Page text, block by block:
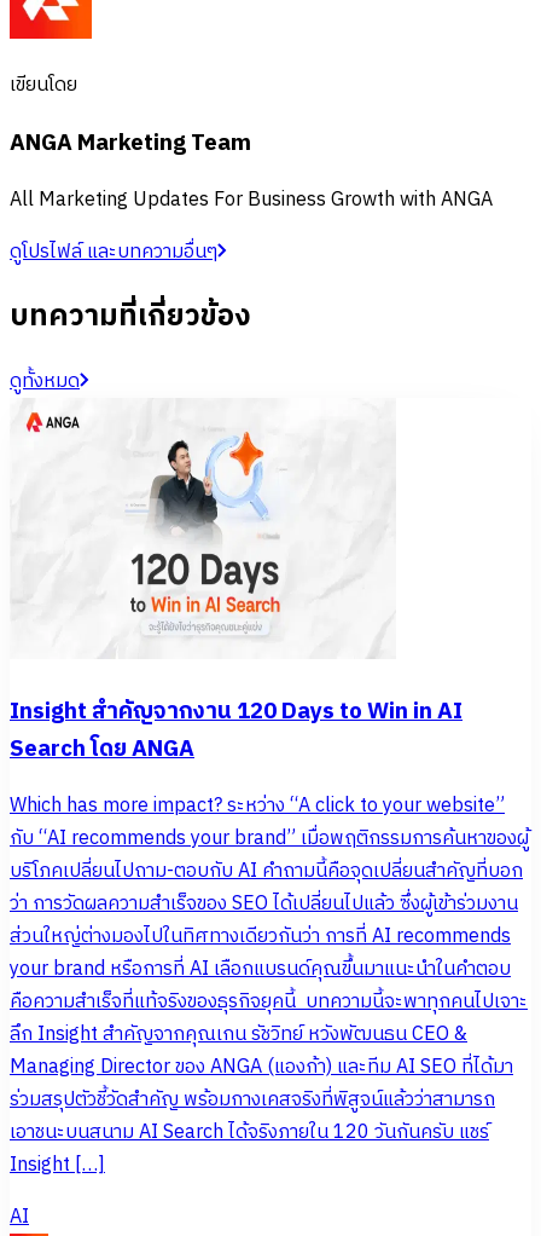
เขียนโดย
ANGA Marketing Team
All Marketing Updates For Business Growth with ANGA
ดูโปรไฟล์ และบทความอื่นๆ
บทความที่เกี่ยวข้อง
ดูทั้งหมด
Insight สำคัญจากงาน 120 Days to Win in AI
Search โดย ANGA
Which has more impact? ระหว่าง “A click to your website”
กับ “AI recommends your brand” เมื่อพฤติกรรมการค้นหาของผู้
บริโภคเปลี่ยนไปถาม-ตอบกับ AI คำถามนี้คือจุดเปลี่ยนสำคัญที่บอก
ว่า การวัดผลความสำเร็จของ SEO ได้เปลี่ยนไปแล้ว ซึ่งผู้เข้าร่วมงาน
ส่วนใหญ่ต่างมองไปในทิศทางเดียวกันว่า การที่ AI recommends
your brand หรือการที่ AI เลือกแบรนด์คุณขึ้นมาแนะนำในคำตอบ
คือความสำเร็จที่แท้จริงของธุรกิจยุคนี้ บทความนี้จะพาทุกคนไปเจาะ
ลึก Insight สำคัญจากคุณเกน รัชวิทย์ หวังพัฒนธน CEO &
Managing Director ของ ANGA (แองก้า) และทีม AI SEO ที่ได้มา
ร่วมสรุปตัวชี้วัดสำคัญ พร้อมกางเคสจริงที่พิสูจน์แล้วว่าสามารถ
เอาชนะบนสนาม AI Search ได้จริงภายใน 120 วันกันครับ แชร์
Insight […]
AI